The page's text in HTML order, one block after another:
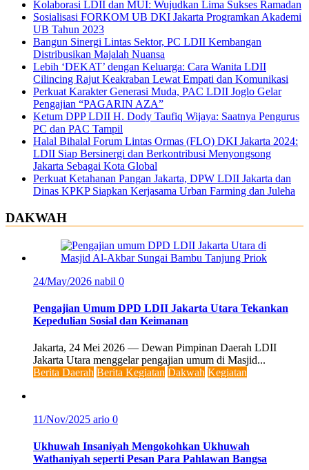
Kolaborasi LDII dan MUI: Wujudkan Lima Sukses Ramadan
Sosialisasi FORKOM UB DKI Jakarta Programkan Akademi
UB Tahun 2023
Bangun Sinergi Lintas Sektor, PC LDII Kembangan
Distribusikan Majalah Nuansa
Lebih ‘DEKAT’ dengan Keluarga: Cara Wanita LDII
Cilincing Rajut Keakraban Lewat Empati dan Komunikasi
Perkuat Karakter Generasi Muda, PAC LDII Joglo Gelar
Pengajian “PAGARIN AZA”
Ketum DPP LDII H. Dody Taufiq Wijaya: Saatnya Pengurus
PC dan PAC Tampil
Halal Bihalal Forum Lintas Ormas (FLO) DKI Jakarta 2024:
LDII Siap Bersinergi dan Berkontribusi Menyongsong
Jakarta Sebagai Kota Global
Perkuat Ketahanan Pangan Jakarta, DPW LDII Jakarta dan
Dinas KPKP Siapkan Kerjasama Urban Farming dan Juleha
DAKWAH
24/May/2026 nabil 0
Pengajian Umum DPD LDII Jakarta Utara Tekankan
Kepedulian Sosial dan Keimanan
Jakarta, 24 Mei 2026 — Dewan Pimpinan Daerah LDII
Jakarta Utara menggelar pengajian umum di Masjid...
Berita Daerah Berita Kegiatan Dakwah Kegiatan
11/Nov/2025 ario 0
Ukhuwah Insaniyah Mengokohkan Ukhuwah
Wathaniyah seperti Pesan Para Pahlawan Bangsa